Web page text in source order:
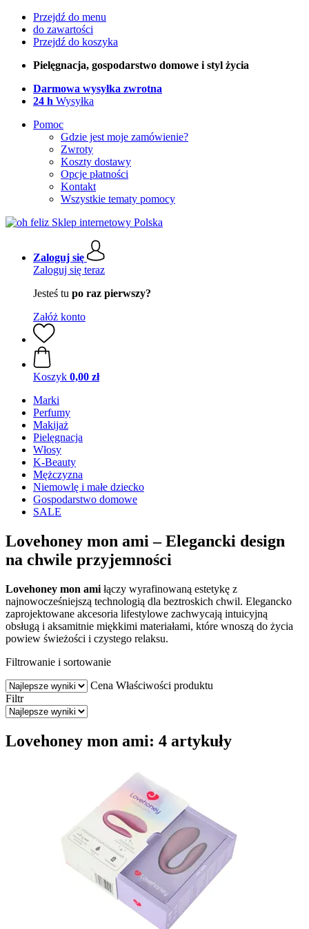
Przejdź do menu
do zawartości
Przejdź do koszyka
Pielęgnacja, gospodarstwo domowe i styl życia
Darmowa wysyłka zwrotna
24 h Wysyłka
Pomoc
Gdzie jest moje zamówienie?
Zwroty
Koszty dostawy
Opcje płatności
Kontakt
Wszystkie tematy pomocy
Zaloguj się
Zaloguj się teraz
Jesteś tu po raz pierwszy?
Załóż konto
Koszyk 0,00 zł
Marki
Perfumy
Makijaż
Pielęgnacja
Włosy
K-Beauty
Mężczyzna
Niemowlę i małe dziecko
Gospodarstwo domowe
SALE
Lovehoney mon ami – Elegancki design
na chwile przyjemności
Lovehoney mon ami łączy wyrafinowaną estetykę z
najnowocześniejszą technologią dla beztroskich chwil. Elegancko
zaprojektowane akcesoria lifestylowe zachwycają intuicyjną
obsługą i aksamitnie miękkimi materiałami, które wnoszą do życia
powiew świeżości i czystego relaksu.
Filtrowanie i sortowanie
Cena Właściwości produktu
Filtr
Lovehoney mon ami: 4 artykuły